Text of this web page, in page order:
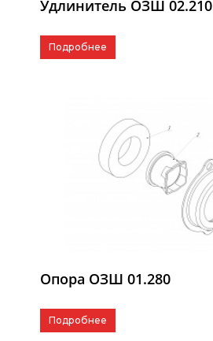
Удлинитель ОЗШ 02.210
Подробнее
Опора ОЗШ 01.280
Подробнее